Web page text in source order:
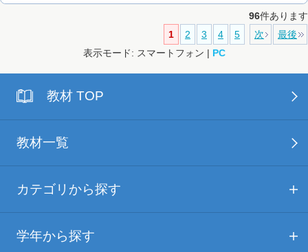
96件あります
1
2 3 4 5 次
最後
表示モード: スマートフォン | PC
教材 TOP
教材一覧
カテゴリから探す
学年から探す